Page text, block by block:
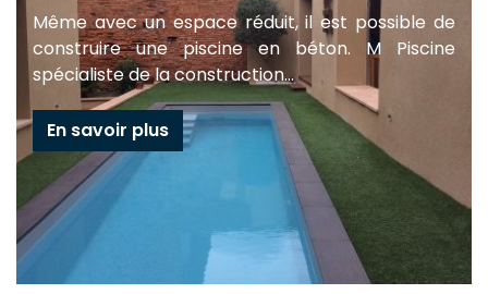
Même avec un espace réduit, il est possible de
construire une piscine en béton. M Piscine
spécialiste de la construction...
En savoir plus